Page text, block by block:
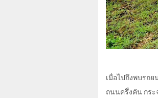
เมื่อไปถึงพบรถ
ถนนครึ่งคัน กร